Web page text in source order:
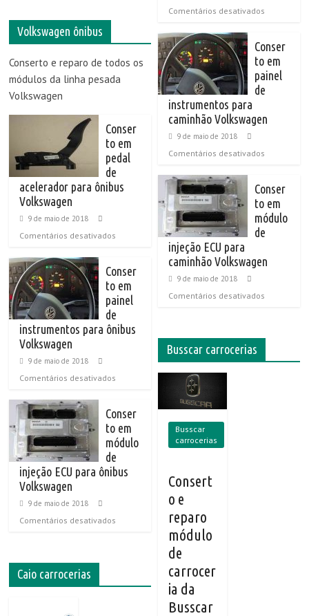
Volkswagen ônibus
Conserto e reparo de todos os
módulos da linha pesada
Volkswagen
Conser
to em
pedal
de
acelerador para ônibus
Volkswagen
9 de maio de 2018
Comentários desativados
Conser
to em
painel
de
instrumentos para ônibus
Volkswagen
9 de maio de 2018
Comentários desativados
Conser
to em
módulo
de
injeção ECU para ônibus
Volkswagen
9 de maio de 2018
Comentários desativados
Caio carrocerias
Comentários desativados
Conser
to em
painel
de
instrumentos para
caminhão Volkswagen
9 de maio de 2018
Comentários desativados
Conser
to em
módulo
de
injeção ECU para
caminhão Volkswagen
9 de maio de 2018
Comentários desativados
Busscar carrocerias
Busscar
carrocerias
Consert
o e
reparo
módulo
de
carrocer
ia da
Busscar